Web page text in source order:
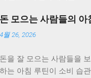
돈 모으는 사람들의
4월 26, 2026
돈을 잘 모으는 사람들을
하는 아침 루틴이 소비 습